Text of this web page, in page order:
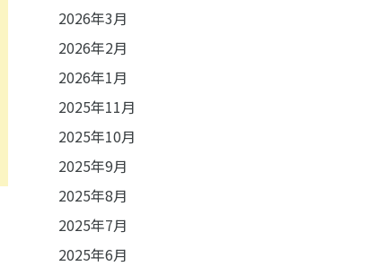
2026年3月
2026年2月
2026年1月
2025年11月
2025年10月
2025年9月
2025年8月
2025年7月
2025年6月